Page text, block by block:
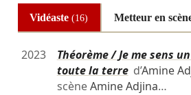
Vidéaste(16) Metteur en
2023
Théorème / Je me sens
toute la terred’Amine
scèneAmine Adjina…